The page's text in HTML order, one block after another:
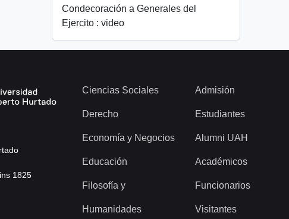
Condecoración a Generales del
Ejercito : video
1825
Ciencias Sociales
Derecho
Economía y Negocios
Educación
Filosofía y
Humanidades
Admisión
Estudiantes
Alumni UAH
Académicos
Funcionarios
Visitantes